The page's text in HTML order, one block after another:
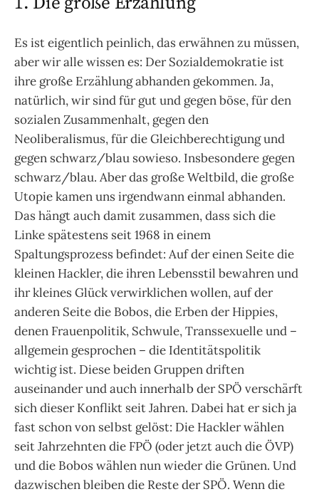
Es ist eigentlich peinlich, das erwähnen zu müssen,
aber wir alle wissen es: Der Sozialdemokratie ist
ihre große Erzählung abhanden gekommen. Ja,
natürlich, wir sind für gut und gegen böse, für den
sozialen Zusammenhalt, gegen den
Neoliberalismus, für die Gleichberechtigung und
gegen schwarz/blau sowieso. Insbesondere gegen
schwarz/blau. Aber das große Weltbild, die große
Utopie kamen uns irgendwann einmal abhanden.
Das hängt auch damit zusammen, dass sich die
Linke spätestens seit 1968 in einem
Spaltungsprozess befindet: Auf der einen Seite die
kleinen Hackler, die ihren Lebensstil bewahren und
ihr kleines Glück verwirklichen wollen, auf der
anderen Seite die Bobos, die Erben der Hippies,
denen Frauenpolitik, Schwule, Transsexuelle und –
allgemein gesprochen – die Identitätspolitik
wichtig ist. Diese beiden Gruppen driften
auseinander und auch innerhalb der SPÖ verschärft
sich dieser Konflikt seit Jahren. Dabei hat er sich ja
fast schon von selbst gelöst: Die Hackler wählen
seit Jahrzehnten die FPÖ (oder jetzt auch die ÖVP)
und die Bobos wählen nun wieder die Grünen. Und
dazwischen bleiben die Reste der SPÖ. Wenn die